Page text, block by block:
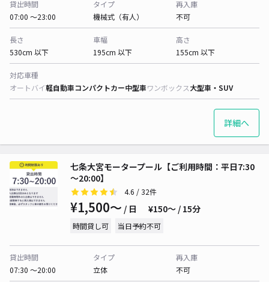
貸出時間
07:00 〜23:00
タイプ
機械式（有人）
再入庫
不可
長さ
530cm 以下
車幅
195cm 以下
高さ
155cm 以下
対応車種
オートバイ軽自動車コンパクトカー中型車ワンボックス大型車・SUV
詳細へ
七条大宮モータープール【ご利用時間：平日7:30
～20:00】
4.6 / 32件
¥1,500〜 / 日 ¥150〜 / 15分
時間貸し可 当日予約不可
貸出時間
07:30 〜20:00
タイプ
立体
再入庫
不可